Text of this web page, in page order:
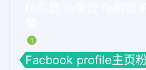
1
Facbook profile主页